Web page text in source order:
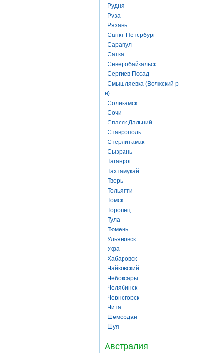
Рудня
Руза
Рязань
Санкт-Петербург
Сарапул
Сатка
Северобайкальск
Сергиев Посад
Смышляевка (Волжский р-
н)
Соликамск
Сочи
Спасск Дальний
Ставрополь
Стерлитамак
Сызрань
Таганрог
Тахтамукай
Тверь
Тольятти
Томск
Торопец
Тула
Тюмень
Ульяновск
Уфа
Хабаровск
Чайковский
Чебоксары
Челябинск
Черногорск
Чита
Шемордан
Шуя
Австралия